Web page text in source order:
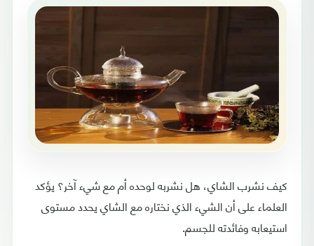
كيف نشرب الشاي، هل نشربه لوحده أم مع شيء آخر؟ يؤكد
العلماء على أن الشيء الذي نختاره مع الشاي يحدد مستوى
استيعابه وفائدته للجسم.